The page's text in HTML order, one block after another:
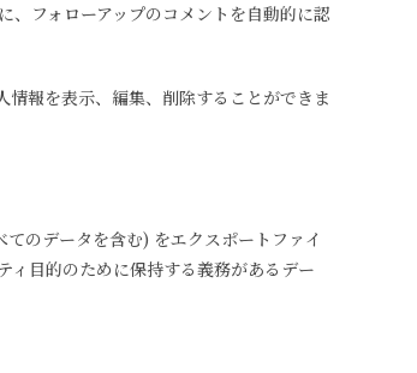
フォローアップのコメントを自動的に認
報を表示、編集、削除することができま
のデータを含む) をエクスポートファイ
ィ目的のために保持する義務があるデー